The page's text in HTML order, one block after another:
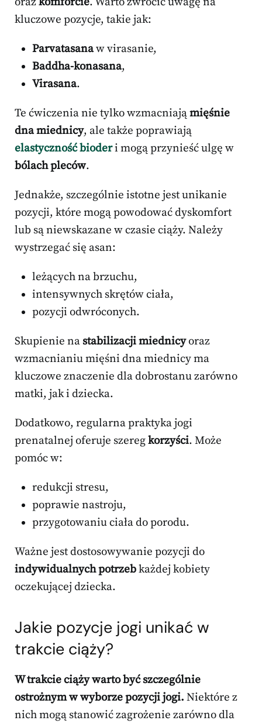
kluczowe pozycje, takie jak:
Parvatasanaw virasanie,
Baddha-konasana,
Virasana.
Te ćwiczenia nie tylko wzmacniająmięśnie
dna miednicy, ale także poprawiają
elastyczność bioderi mogą przynieść ulgę w
bólach pleców.
Jednakże, szczególnie istotne jest unikanie
pozycji, które mogą powodować dyskomfort
lub są niewskazane w czasie ciąży. Należy
wystrzegać się asan:
leżących na brzuchu,
intensywnych skrętów ciała,
pozycji odwróconych.
Skupienie na stabilizacji miednicyoraz
wzmacnianiu mięśni dna miednicy ma
kluczowe znaczenie dla dobrostanu zarówno
matki, jak i dziecka.
Dodatkowo, regularna praktyka jogi
prenatalnej oferuje szeregkorzyści. Może
pomóc w:
redukcji stresu,
poprawie nastroju,
przygotowaniu ciała do porodu.
Ważne jest dostosowywanie pozycji do
indywidualnych potrzebkażdej kobiety
oczekującej dziecka.
Jakie pozycje jogi unikać w
trakcie ciąży?
W trakcie ciąży warto być szczególnie
ostrożnym w wyborze pozycji jogi. Niektóre z
nich mogą stanowić zagrożenie zarówno dla